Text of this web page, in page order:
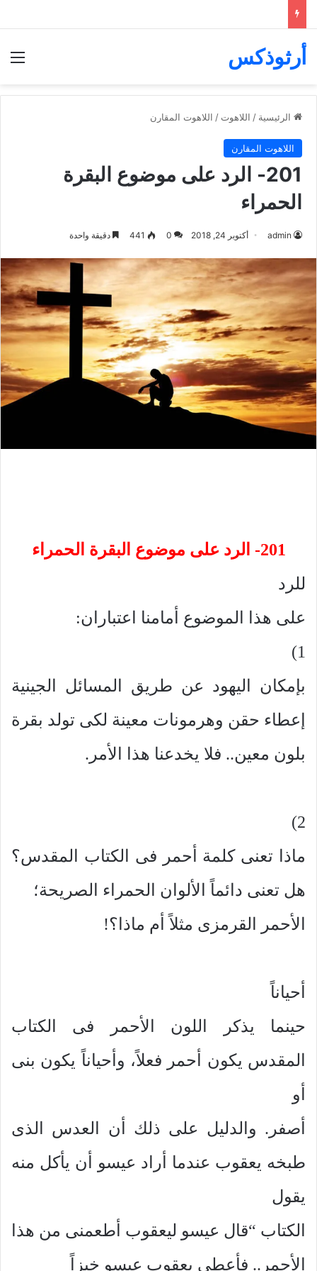
أرثوذكس
الرئيسية / اللاهوت / اللاهوت المقارن
اللاهوت المقارن
201- الرد على موضوع البقرة
الحمراء
admin أكتوبر 24, 2018 0
441 دقيقة واحدة
201- الرد على موضوع البقرة الحمراء
للرد
على هذا الموضوع أمامنا اعتباران:
1)
بإمكان اليهود عن طريق المسائل الجينية
إعطاء حقن وهرمونات معينة لكى تولد بقرة
بلون معين.. فلا يخدعنا هذا الأمر.
2)
ماذا تعنى كلمة أحمر فى الكتاب المقدس؟
هل تعنى دائماً الألوان الحمراء الصريحة؛
الأحمر القرمزى مثلاً أم ماذا؟!
أحياناً
حينما يذكر اللون الأحمر فى الكتاب
المقدس يكون أحمر فعلاً، وأحياناً يكون بنى
أو
أصفر. والدليل على ذلك أن العدس الذى
طبخه يعقوب عندما أراد عيسو أن يأكل منه
يقول
الكتاب “قال عيسو ليعقوب أطعمنى من هذا
الأحمر.. فأعطى يعقوب عيسو خبزاً